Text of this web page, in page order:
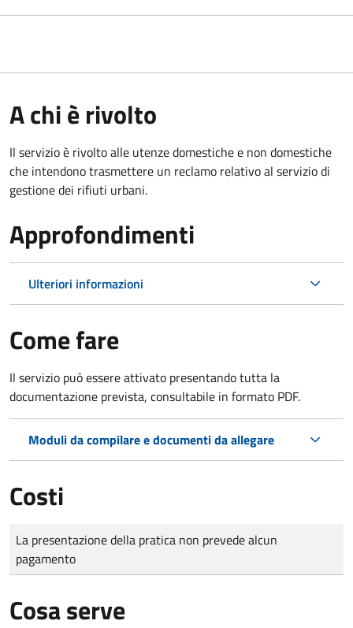
A chi è rivolto
Il servizio è rivolto alle utenze domestiche e non domestiche
che intendono trasmettere un reclamo relativo al servizio di
gestione dei rifiuti urbani.
Approfondimenti
Ulteriori informazioni
Come fare
Il servizio può essere attivato presentando tutta la
documentazione prevista, consultabile in formato PDF.
Moduli da compilare e documenti da allegare
Costi
Tipo di pagamento
Importo
La presentazione della pratica non prevede alcun
pagamento
Cosa serve